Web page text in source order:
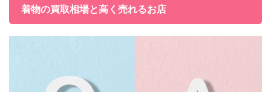
着物の買取相場と高く売れるお店